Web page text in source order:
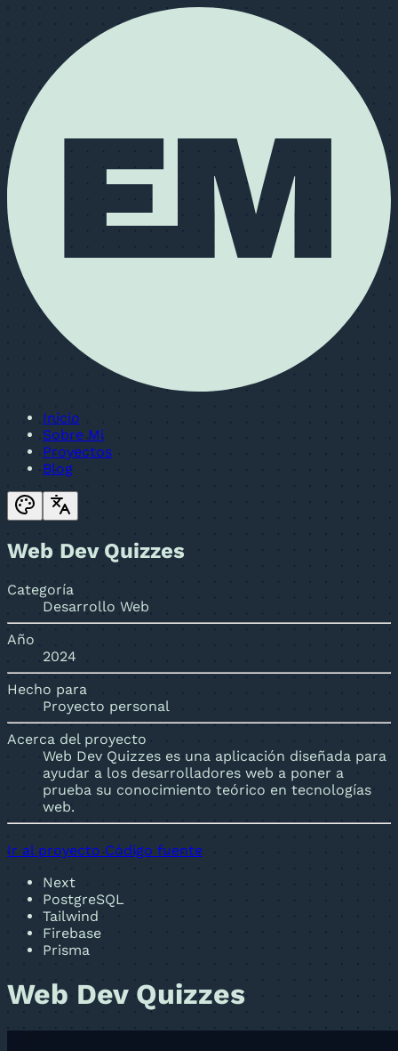
Inicio
Sobre Mi
Proyectos
Blog
Web Dev Quizzes
Categoría
Desarrollo Web
Año
2024
Hecho para
Proyecto personal
Acerca del proyecto
Web Dev Quizzes es una aplicación diseñada para
ayudar a los desarrolladores web a poner a
prueba su conocimiento teórico en tecnologías
web.
Ir al proyecto Código fuente
Next
PostgreSQL
Tailwind
Firebase
Prisma
Web Dev Quizzes